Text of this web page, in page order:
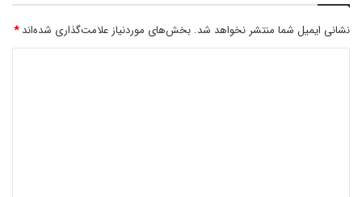
نشانی ایمیل شما منتشر نخواهد شد. بخش‌های موردنیاز علامت‌گذاری شده‌اند*